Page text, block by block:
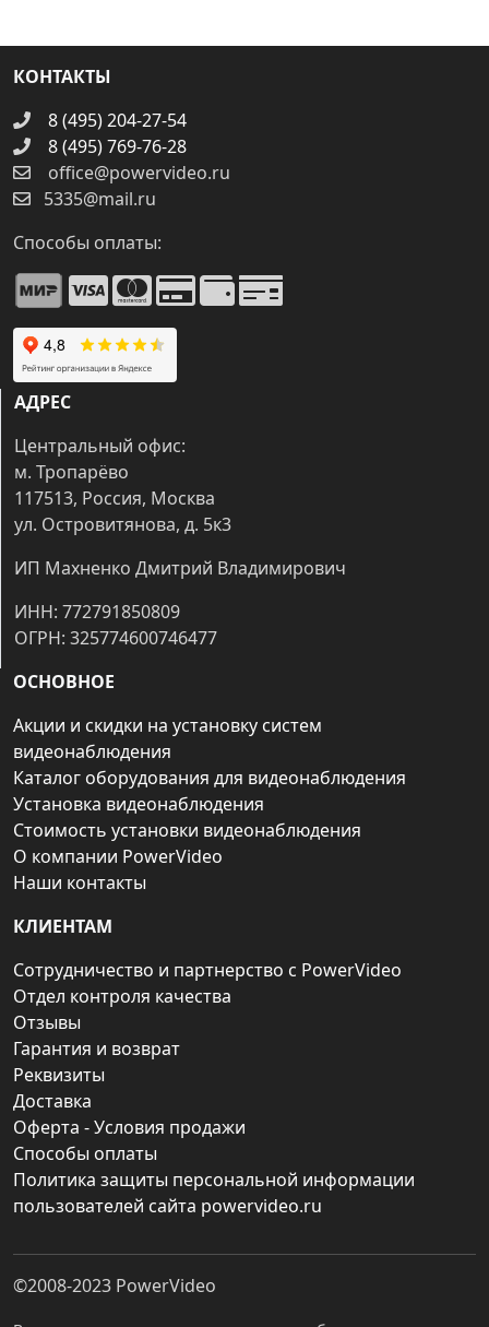
КОНТАКТЫ
8 (495) 204-27-54
8 (495) 769-76-28
office@powervideo.ru
5335@mail.ru
Способы оплаты:
АДРЕС
Центральный офис:
м. Тропарёво
117513, Россия, Москва
ул. Островитянова, д. 5к3
ИП Махненко Дмитрий Владимирович
ИНН: 772791850809
ОГРН: 325774600746477
ОСНОВНОЕ
Акции и скидки на установку систем
видеонаблюдения
Каталог оборудования для видеонаблюдения
Установка видеонаблюдения
Стоимость установки видеонаблюдения
О компании PowerVideo
Наши контакты
КЛИЕНТАМ
Сотрудничество и партнерство с PowerVideo
Отдел контроля качества
Отзывы
Гарантия и возврат
Реквизиты
Доставка
Оферта - Условия продажи
Способы оплаты
Политика защиты персональной информации
пользователей сайта powervideo.ru
©2008-2023 PowerVideo